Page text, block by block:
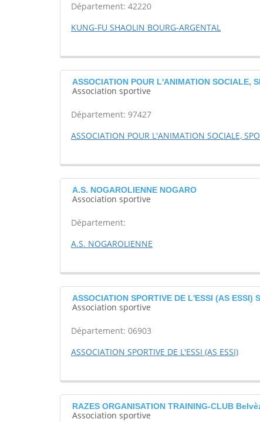
Département: 42220
KUNG-FU SHAOLIN BOURG-ARGENTAL
ASSOCIATION POUR L'ANIMATION SOCIALE,
Association sportive
Département: 97427
ASSOCIATION POUR L'ANIMATION SOCIALE,
A.S. NOGAROLIENNE NOGARO
Association sportive
Département:
A.S. NOGAROLIENNE
ASSOCIATION SPORTIVE DE L'ESSI (AS
Association sportive
Département: 06903
ASSOCIATION SPORTIVE DE L'ESSI (AS ESSI)
RAZES ORGANISATION TRAINING-CLUB
Association sportive